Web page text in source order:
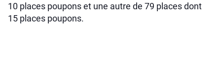
10 places poupons et une autre de 79 places dont
15 places poupons.